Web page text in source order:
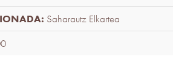
Saharautz Elkartea